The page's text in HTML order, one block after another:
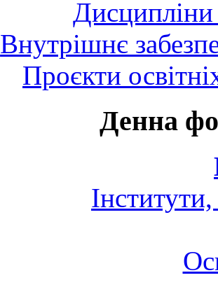
Внутрішнє
Проєкти
Денна